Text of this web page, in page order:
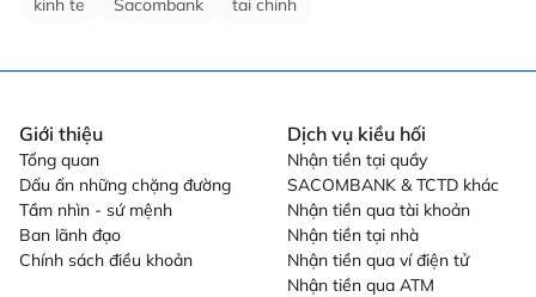
Giới thiệu
Tổng quan
Dấu ấn những chặng đường
Tầm nhìn - sứ mệnh
Ban lãnh đạo
Chính sách điều khoản
Dịch vụ kiều hối
Nhận tiền tại quầy
SACOMBANK & TCTD khác
Nhận tiền qua tài khoản
Nhận tiền tại nhà
Nhận tiền qua ví điện tử
Nhận tiền qua ATM